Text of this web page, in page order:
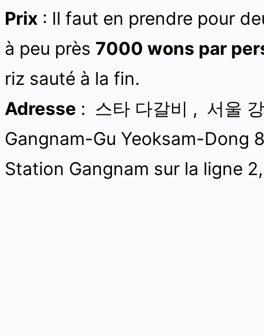
Prix : Il faut en prendre pour
à peu près 7000 wons par
riz sauté à la fin.
Adresse : 스타 다갈비 , 서울
Gangnam-Gu Yeoksam-Dong
Station Gangnam sur la ligne